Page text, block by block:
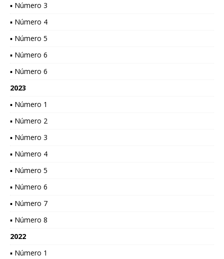
▪ Número 3
▪ Número 4
▪ Número 5
▪ Número 6
▪ Número 6
2023
▪ Número 1
▪ Número 2
▪ Número 3
▪ Número 4
▪ Número 5
▪ Número 6
▪ Número 7
▪ Número 8
2022
▪ Número 1